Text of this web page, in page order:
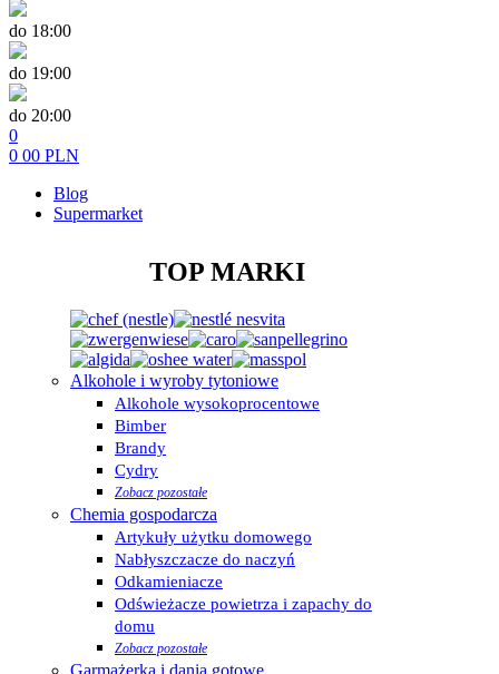
do 18:00
do 19:00
do 20:00
0
0 00 PLN
Blog
Supermarket
TOP MARKI
Alkohole i wyroby tytoniowe
Alkohole wysokoprocentowe
Bimber
Brandy
Cydry
Zobacz pozostałe
Chemia gospodarcza
Artykuły użytku domowego
Nabłyszczacze do naczyń
Odkamieniacze
Odświeżacze powietrza i zapachy do
domu
Zobacz pozostałe